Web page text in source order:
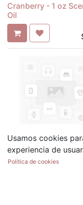
Cranberry - 1 oz
Oil
Cucumber Melon -
Scented Oil
Usamos cookies
experiencia de
Política de cookies